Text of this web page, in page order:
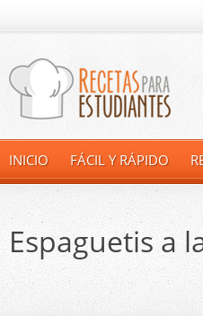
INICIO FÁCIL Y RÁPIDO
Espaguetis a